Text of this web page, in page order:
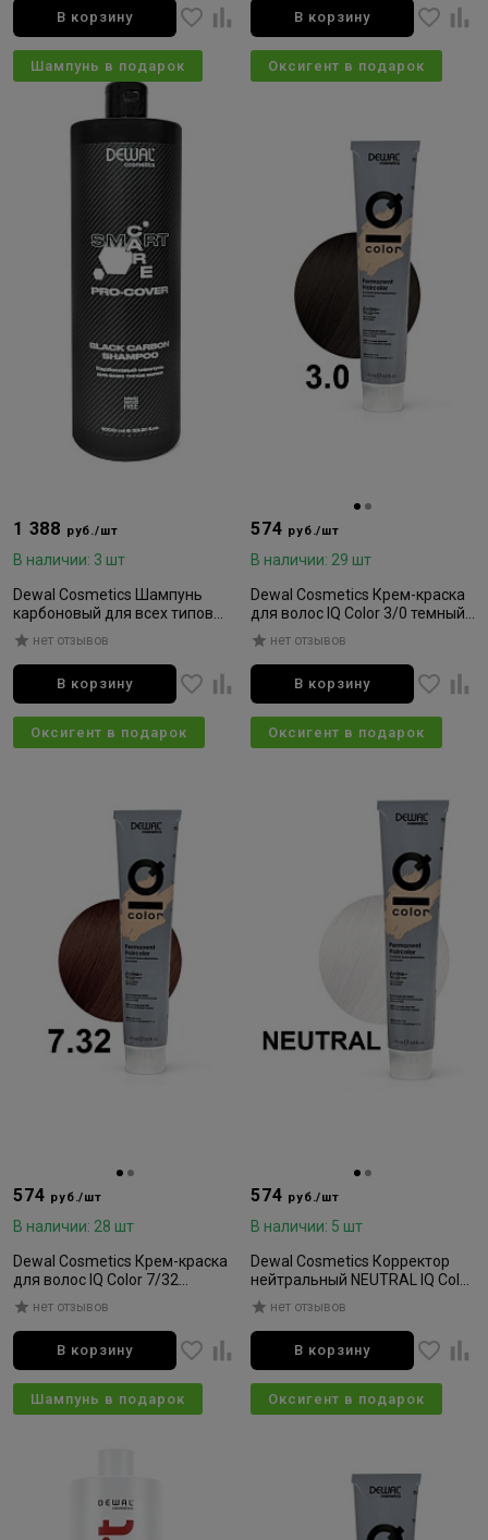
В корзину В корзину
1 388 руб./шт
В наличии: 3 шт
Dewal Cosmetics Шампунь
карбоновый для всех типов
волос Smart Care Pro-cover
Black Carbon 1000мл
нет отзывов
В корзину
Шампунь в подарок
574 руб./шт
В наличии: 29 шт
Dewal Cosmetics Крем-краска
для волос IQ Color 3/0 темный
брюнет 90мл
нет отзывов
В корзину
Оксигент в подарок
574 руб./шт
В наличии: 28 шт
Dewal Cosmetics Крем-краска
для волос IQ Color 7/32
золотисто-перламутровый
блондин 90мл
нет отзывов
В корзину
Оксигент в подарок
574 руб./шт
В наличии: 5 шт
Dewal Cosmetics Корректор
нейтральный NEUTRAL IQ Color
90млнет отзывов
В корзину
Оксигент в подарок
Шампунь в подарок Оксигент в подарок